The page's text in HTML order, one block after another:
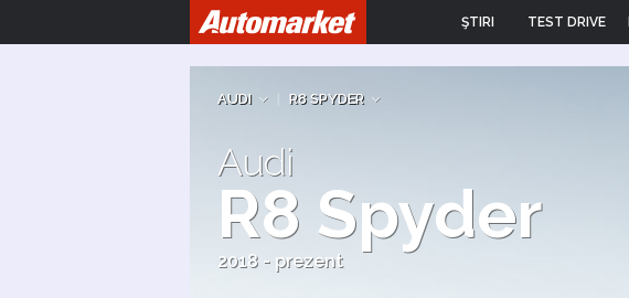
ŞTIRI TEST DRIVE
AUDI R8 SPYDER
Audi
R8 Spyder
2018 - prezent